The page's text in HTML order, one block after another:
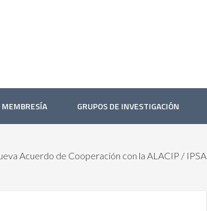
MEMBRESÍA GRUPOS DE INVESTIGACIÓN
Acuerdo de Cooperación con la ALACIP / IPSA